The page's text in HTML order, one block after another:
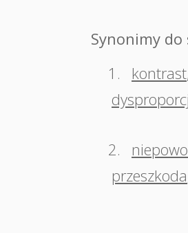
Synonimy do
1.
kontrast,
2.
przeszkoda